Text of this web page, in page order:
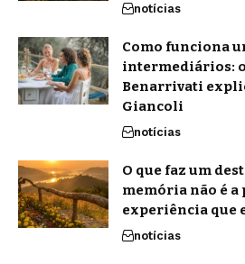
notícias
Como funciona
intermediários:
Benarrivati
Giancoli
notícias
O que faz um
memória não é a
experiência que
notícias